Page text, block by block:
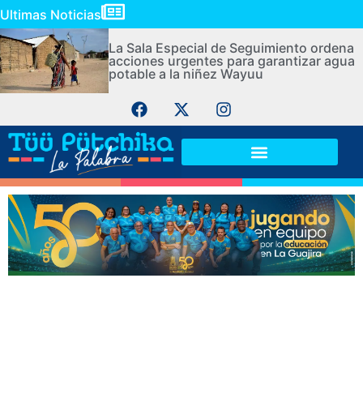
Ultimas Noticias
La Sala Especial de Seguimiento ordena
acciones urgentes para garantizar agua
potable a la niñez Wayuu